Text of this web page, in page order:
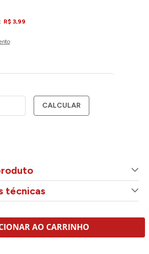
R$ 3,99
CALCULAR
técnicas
AO CARRINHO